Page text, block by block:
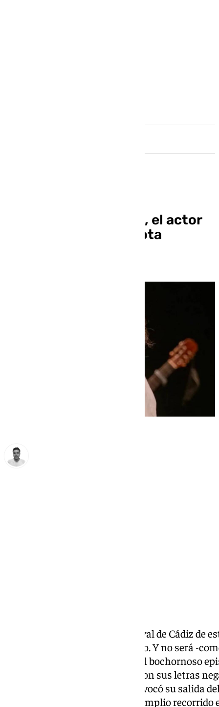
¿Quién es Óscar Terol, el actor
que salió en la chirigota
La sesión preliminar del Carnaval de Cádiz de
pasará a la historia del concurso. Y no será -
de ninguna chirigota, sino por el bochornoso
agrupación ‘Abre los ojos’, que con sus letras
la sensibilidad del público y provocó su salida
gritos de «fuera». Un actor con amplio